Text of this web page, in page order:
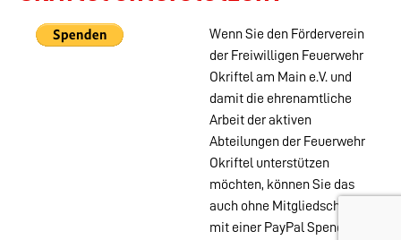
Wenn Sie den Förderverein
der Freiwilligen Feuerwehr
Okriftel am Main e.V. und
damit die ehrenamtliche
Arbeit der aktiven
Abteilungen der Feuerwehr
Okriftel unterstützen
möchten, können Sie das
auch ohne Mitgliedschaft
mit einer PayPal Spende